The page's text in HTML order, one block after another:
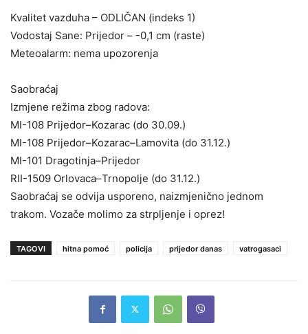
Kvalitet vazduha – ODLIČAN (indeks 1)
Vodostaj Sane: Prijedor – -0,1 cm (raste)
Meteoalarm: nema upozorenja
Saobraćaj
Izmjene režima zbog radova:
MI-108 Prijedor–Kozarac (do 30.09.)
MI-108 Prijedor–Kozarac–Lamovita (do 31.12.)
MI-101 Dragotinja–Prijedor
RII-1509 Orlovaca–Trnopolje (do 31.12.)
Saobraćaj se odvija usporeno, naizmjenično jednom
trakom. Vozače molimo za strpljenje i oprez!
TAGOVI hitna pomoć policija prijedor danas vatrogasaci